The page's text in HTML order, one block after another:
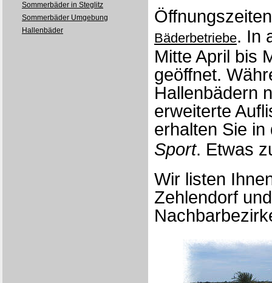
Sommerbäder in Steglitz
Sommerbäder Umgebung
Hallenbäder
Bäderbetriebe. In
Mitte April bis
geöffnet.
Hallenbädern
erweiterte
erhalten Sie
Sport. Etwas
Wir listen
Zehlendorf